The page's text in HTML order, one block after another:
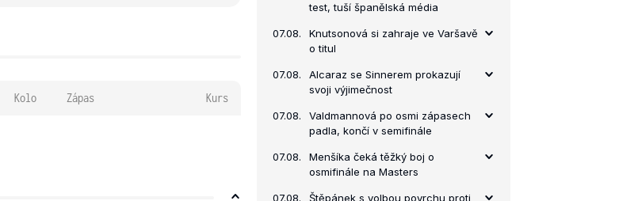
Kolo Zápas Kurs
test, tuší španělská média
07.08.
Knutsonová si zahraje ve Varšavě
o titul
07.08.
Alcaraz se Sinnerem prokazují
svoji výjimečnost
07.08.
Valdmannová po osmi zápasech
padla, končí v semifinále
07.08.
Menšíka čeká těžký boj o
osmifinále na Masters
07.08.
Štěpánek s volbou povrchu proti